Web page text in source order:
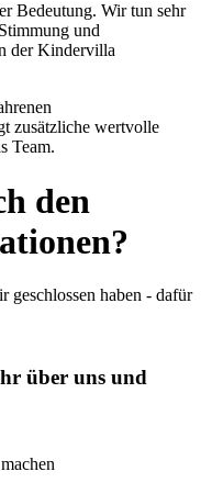
Bedeutung. Wir tun sehr
und
der Kindervilla
zusätzliche wertvolle
Team.
den
geschlossen haben - dafür
über uns und